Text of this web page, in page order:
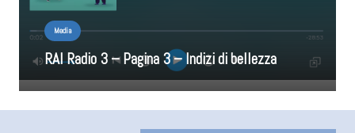
Media
RAI Radio 3 – Pagina 3 – Indizi di bellezza